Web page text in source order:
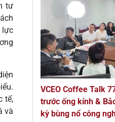
tư
lực
tế,
và
VCEO Coffee Talk
trước ống kính &
kỳ bùng nổ công